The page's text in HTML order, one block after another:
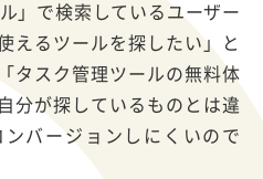
」で検索しているユーザー
えるツールを探したい」と
タスク管理ツールの無料体
分が探しているものとは違
バージョンしにくいので